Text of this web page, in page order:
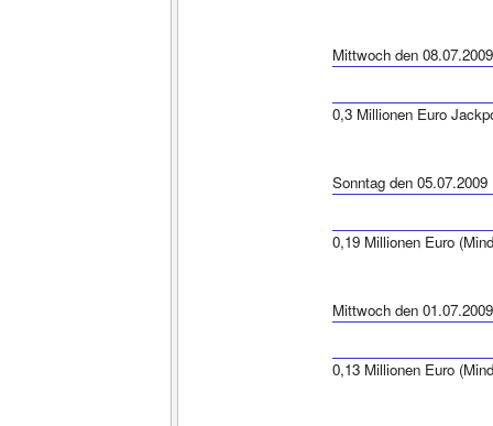
Mittwoch den 08.07.2009
0,3 Millionen Euro
Sonntag den 05.07.2009
0,19 Millionen Euro
Mittwoch den 01.07.2009
0,13 Millionen Euro